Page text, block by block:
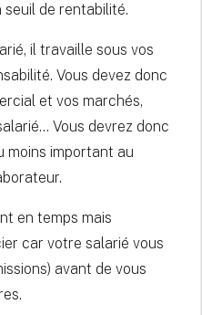
seuil de rentabilité.
il travaille sous vos
Vous devez donc
et vos marchés,
Vous devrez donc
moins important au
en temps mais
car votre salarié vous
avant de vous